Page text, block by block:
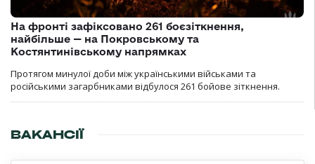
На фронті зафіксовано 261 боєзіткнення,
найбільше — на Покровському та
Костянтинівському напрямках
Протягом минулої доби між українськими військами та
російськими загарбниками відбулося 261 бойове зіткнення.
ВАКАНСІЇ